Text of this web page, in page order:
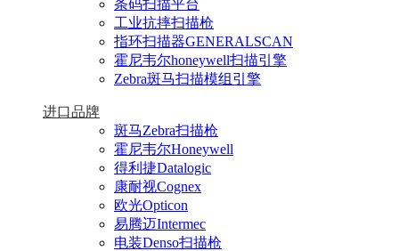
条码扫描平台
工业抗摔扫描枪
指环扫描器GENERALSCAN
霍尼韦尔honeywell扫描引擎
Zebra斑马扫描模组引擎
进口品牌
斑马Zebra扫描枪
霍尼韦尔Honeywell
得利捷Datalogic
康耐视Cognex
欧光Opticon
易腾迈Intermec
电装Denso扫描枪